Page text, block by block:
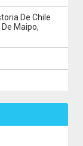
De Chile
Maipo,